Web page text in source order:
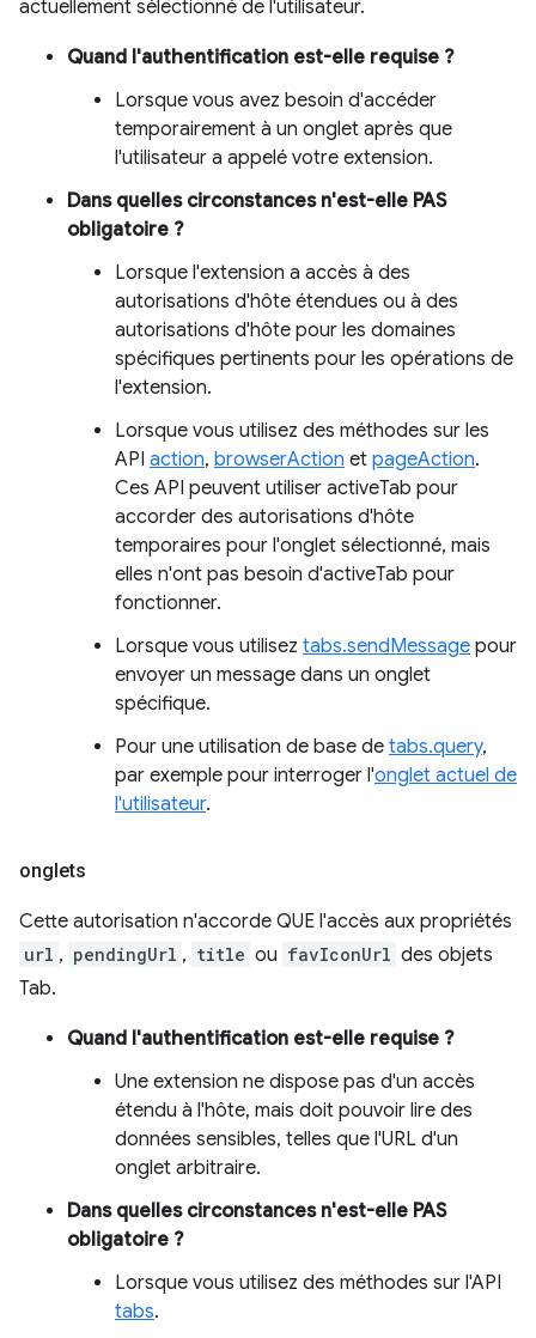
actuellement sélectionné de l'utilisateur.
Quand l'authentification est-elle requise ?
Lorsque vous avez besoin d'accéder
temporairement à un onglet après que
l'utilisateur a appelé votre extension.
Dans quelles circonstances n'est-elle PAS
obligatoire ?
Lorsque l'extension a accès à des
autorisations d'hôte étendues ou à des
autorisations d'hôte pour les domaines
spécifiques pertinents pour les opérations de
l'extension.
Lorsque vous utilisez des méthodes sur les
API action, browserAction et pageAction.
Ces API peuvent utiliser activeTab pour
accorder des autorisations d'hôte
temporaires pour l'onglet sélectionné, mais
elles n'ont pas besoin d'activeTab pour
fonctionner.
Lorsque vous utilisez tabs.sendMessage pour
envoyer un message dans un onglet
spécifique.
Pour une utilisation de base de tabs.query,
par exemple pour interroger l'onglet actuel de
l'utilisateur.
onglets
Cette autorisation n'accorde QUE l'accès aux propriétés
url , pendingUrl , title ou favIconUrl des objets
Tab.
Quand l'authentification est-elle requise ?
Une extension ne dispose pas d'un accès
étendu à l'hôte, mais doit pouvoir lire des
données sensibles, telles que l'URL d'un
onglet arbitraire.
Dans quelles circonstances n'est-elle PAS
obligatoire ?
Lorsque vous utilisez des méthodes sur l'API
tabs.